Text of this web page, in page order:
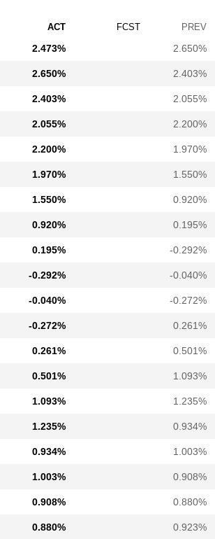
ACT FCST PREV
2.473% 2.650%
2.650% 2.403%
2.403% 2.055%
2.055% 2.200%
2.200% 1.970%
1.970% 1.550%
1.550% 0.920%
0.920% 0.195%
0.195% -0.292%
-0.292% -0.040%
-0.040% -0.272%
-0.272% 0.261%
0.261% 0.501%
0.501% 1.093%
1.093% 1.235%
1.235% 0.934%
0.934% 1.003%
1.003% 0.908%
0.908% 0.880%
0.880% 0.923%